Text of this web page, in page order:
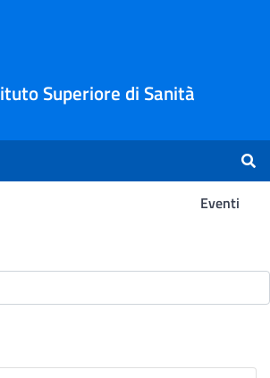
Superiore di Sanità
Eventi
Ricerca -